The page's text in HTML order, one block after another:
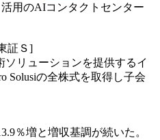
活用のAIコンタクトセンター
証Ｓ]
リューションを提供するイ
Solusiの全株式を取得し子会
％増と増収基調が続いた。